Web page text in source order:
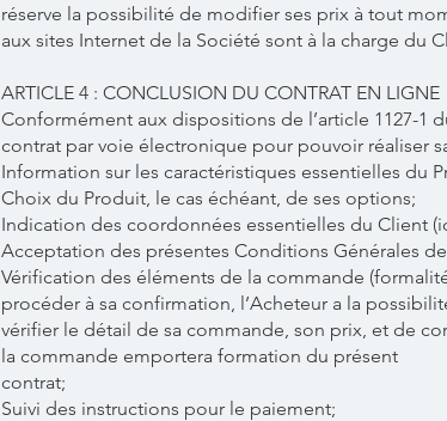
réserve la possibilité de modifier ses prix à tout
aux sites Internet de la Société sont à la charge du
ARTICLE 4 : CONCLUSION DU CONTRAT EN LIGNE
Conformément aux dispositions de l’article 1127-1
contrat par voie électronique pour pouvoir réaliser
Information sur les caractéristiques essentielles du
Choix du Produit, le cas échéant, de ses options;
Indication des coordonnées essentielles du Client
Acceptation des présentes Conditions Générales
Vérification des éléments de la commande
procéder à sa confirmation, l’Acheteur a la
vérifier le détail de sa commande, son prix, et de
la commande emportera formation du présent
contrat;
Suivi des instructions pour le paiement;